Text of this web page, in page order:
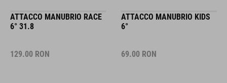
ATTACCO MANUBRIO RACE
6° 31.8
129.00 RON
ATTACCO MANUBRIO KIDS
6°
69.00 RON